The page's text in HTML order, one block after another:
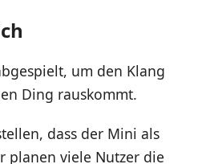
um den Klang
Ding rauskommt.
dass der Mini als
planen viele Nutzer die